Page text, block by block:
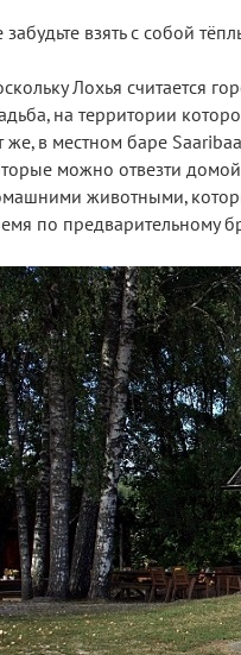
забудьте взять с собой
Лохья считается
на территории
же, в местном баре
можно отвезти
животными,
по предварительному